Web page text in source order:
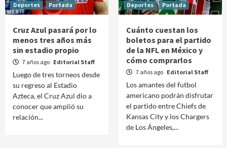
Deportes Portada
Cruz Azul pasará por lo
menos tres años más
sin estadio propio
7 años ago Editorial Staff
Luego de tres torneos desde
su regreso al Estadio
Azteca, el Cruz Azul dio a
conocer que amplió su
relación...
Deportes Portada
Cuánto cuestan los
boletos para el partido
de la NFL en México y
cómo comprarlos
7 años ago Editorial Staff
Los amantes del futbol
americano podrán disfrutar
el partido entre Chiefs de
Kansas City y los Chargers
de Los Ángeles,...